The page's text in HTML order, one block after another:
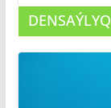
DENSAÝLYQ